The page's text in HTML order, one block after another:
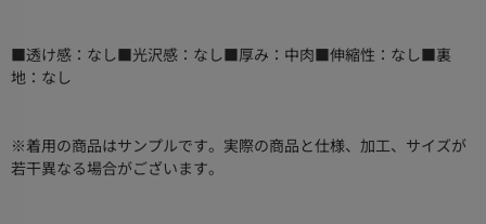
■透け感：なし■光沢感：なし■厚み：中肉■伸縮性：なし■裏
地：なし
※着用の商品はサンプルです。実際の商品と仕様、加工、サイズが
若干異なる場合がございます。